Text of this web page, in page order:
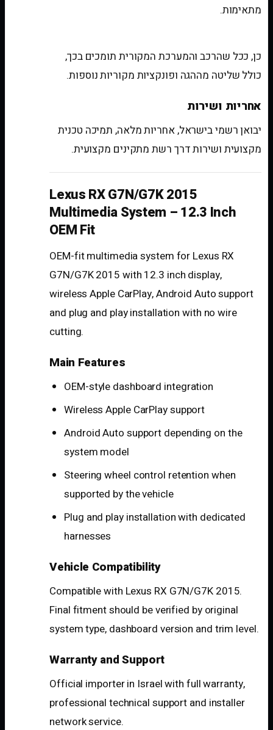
מתאימות.
כן, ככל שהרכב והמערכת המקורית תומכים בכך,
כולל שליטה מההגה ופונקציות מקוריות נוספות.
אחריות ושירות
יבואן רשמי בישראל, אחריות מלאה, תמיכה טכנית
מקצועית ושירות דרך רשת מתקינים מקצועית.
Lexus RX G7N/G7K 2015
Multimedia System – 12.3 Inch
OEM Fit
OEM-fit multimedia system for Lexus RX
G7N/G7K 2015 with 12.3 inch display,
wireless Apple CarPlay, Android Auto support
and plug and play installation with no wire
cutting.
Main Features
OEM-style dashboard integration
Wireless Apple CarPlay support
Android Auto support depending on the
system model
Steering wheel control retention when
supported by the vehicle
Plug and play installation with dedicated
harnesses
Vehicle Compatibility
Compatible with Lexus RX G7N/G7K 2015.
Final fitment should be verified by original
system type, dashboard version and trim level.
Warranty and Support
Official importer in Israel with full warranty,
professional technical support and installer
network service.